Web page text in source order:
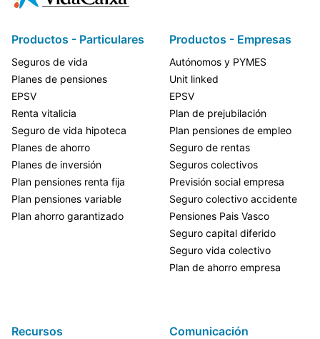
Productos - Particulares
Seguros de vida
Planes de pensiones
EPSV
Renta vitalicia
Seguro de vida hipoteca
Planes de ahorro
Planes de inversión
Plan pensiones renta fija
Plan pensiones variable
Plan ahorro garantizado
Productos - Empresas
Autónomos y PYMES
Unit linked
EPSV
Plan de prejubilación
Plan pensiones de empleo
Seguro de rentas
Seguros colectivos
Previsión social empresa
Seguro colectivo accidente
Pensiones Pais Vasco
Seguro capital diferido
Seguro vida colectivo
Plan de ahorro empresa
Recursos Comunicación